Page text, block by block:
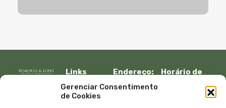
Gerenciar Consentimento
de Cookies
Links
Início
Imóveis
Endereço:
Muller, 917 –
Horário de